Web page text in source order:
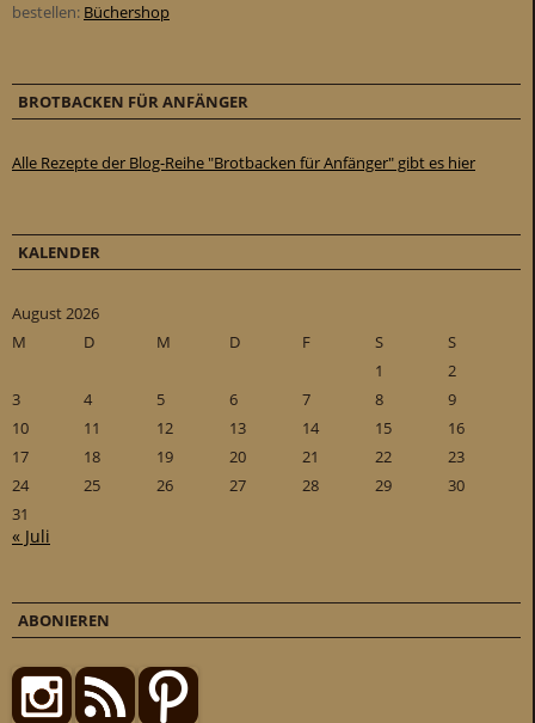
bestellen: Büchershop
BROTBACKEN FÜR ANFÄNGER
Alle Rezepte der Blog-Reihe "Brotbacken für Anfänger" gibt es hier
KALENDER
August 2026
M
D M D F S
S
1
2
3
4 5 6 7 8
9
10
11 12 13 14 15
16
17
18 19 20 21 22
23
24
25 26 27 28 29
30
31
« Juli
ABONIEREN